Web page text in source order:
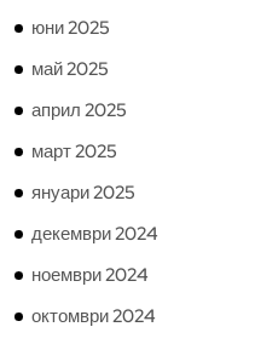
юни 2025
май 2025
април 2025
март 2025
януари 2025
декември 2024
ноември 2024
октомври 2024